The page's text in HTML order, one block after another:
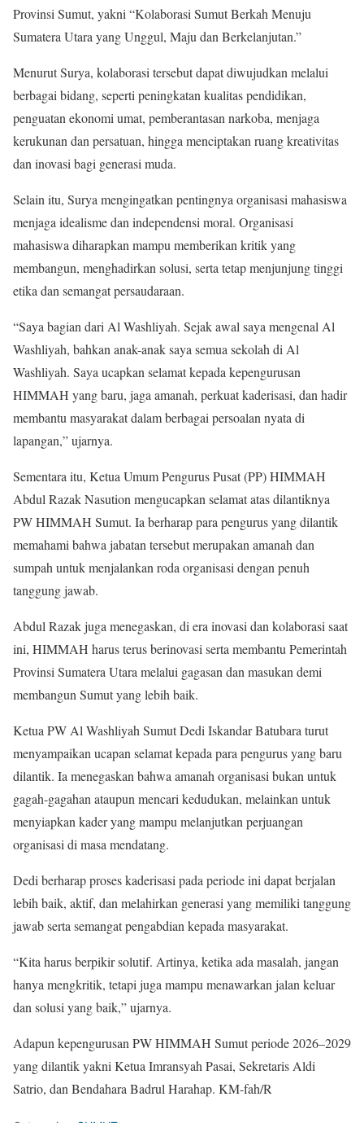
Provinsi Sumut, yakni “Kolaborasi Sumut Berkah Menuju
Sumatera Utara yang Unggul, Maju dan Berkelanjutan.”
Menurut Surya, kolaborasi tersebut dapat diwujudkan melalui
berbagai bidang, seperti peningkatan kualitas pendidikan,
penguatan ekonomi umat, pemberantasan narkoba, menjaga
kerukunan dan persatuan, hingga menciptakan ruang kreativitas
dan inovasi bagi generasi muda.
Selain itu, Surya mengingatkan pentingnya organisasi mahasiswa
menjaga idealisme dan independensi moral. Organisasi
mahasiswa diharapkan mampu memberikan kritik yang
membangun, menghadirkan solusi, serta tetap menjunjung tinggi
etika dan semangat persaudaraan.
“Saya bagian dari Al Washliyah. Sejak awal saya mengenal Al
Washliyah, bahkan anak-anak saya semua sekolah di Al
Washliyah. Saya ucapkan selamat kepada kepengurusan
HIMMAH yang baru, jaga amanah, perkuat kaderisasi, dan hadir
membantu masyarakat dalam berbagai persoalan nyata di
lapangan,” ujarnya.
Sementara itu, Ketua Umum Pengurus Pusat (PP) HIMMAH
Abdul Razak Nasution mengucapkan selamat atas dilantiknya
PW HIMMAH Sumut. Ia berharap para pengurus yang dilantik
memahami bahwa jabatan tersebut merupakan amanah dan
sumpah untuk menjalankan roda organisasi dengan penuh
tanggung jawab.
Abdul Razak juga menegaskan, di era inovasi dan kolaborasi saat
ini, HIMMAH harus terus berinovasi serta membantu Pemerintah
Provinsi Sumatera Utara melalui gagasan dan masukan demi
membangun Sumut yang lebih baik.
Ketua PW Al Washliyah Sumut Dedi Iskandar Batubara turut
menyampaikan ucapan selamat kepada para pengurus yang baru
dilantik. Ia menegaskan bahwa amanah organisasi bukan untuk
gagah-gagahan ataupun mencari kedudukan, melainkan untuk
menyiapkan kader yang mampu melanjutkan perjuangan
organisasi di masa mendatang.
Dedi berharap proses kaderisasi pada periode ini dapat berjalan
lebih baik, aktif, dan melahirkan generasi yang memiliki tanggung
jawab serta semangat pengabdian kepada masyarakat.
“Kita harus berpikir solutif. Artinya, ketika ada masalah, jangan
hanya mengkritik, tetapi juga mampu menawarkan jalan keluar
dan solusi yang baik,” ujarnya.
Adapun kepengurusan PW HIMMAH Sumut periode 2026–2029
yang dilantik yakni Ketua Imransyah Pasai, Sekretaris Aldi
Satrio, dan Bendahara Badrul Harahap. KM-fah/R